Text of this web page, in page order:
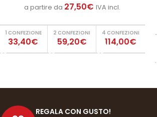
a partire da 27,50€ IVA incl.
1 CONFEZIONE
33,40€
2 CONFEZIONI
59,20€
4 CONFEZIONI
114,00€
REGALA CON GUSTO!